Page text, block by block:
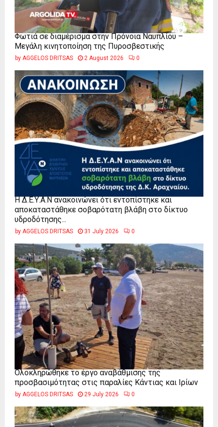
Φωτιά σε διαμέρισμα στην Πρόνοια Ναυπλίου –
Μεγάλη κινητοποίηση της Πυροσβεστικής
by AGGELOS DRITSAS 2 August 2026 0
Η Δ.Ε.Υ.Α.Ν ανακοινώνει ότι εντοπίστηκε και
αποκαταστάθηκε σοβαρότατη βλάβη στο δίκτυο
υδροδότησης...
by AGGELOS DRITSAS 31 July 2026 0
Ολοκληρώθηκε το έργο αναβάθμισης της
προσβασιμότητας στις παραλίες Κάντιας και Ιρίων
by AGGELOS DRITSAS 29 July 2026 0